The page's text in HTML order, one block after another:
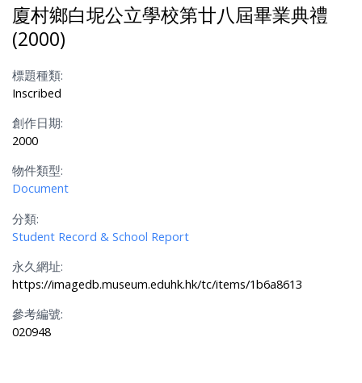
廈村鄉白坭公立學校第廿八屆畢業典禮
(2000)
標題種類:
Inscribed
創作日期:
2000
物件類型:
Document
分類:
Student Record & School Report
永久網址:
https://imagedb.museum.eduhk.hk/tc/items/1b6a8613
參考編號:
020948